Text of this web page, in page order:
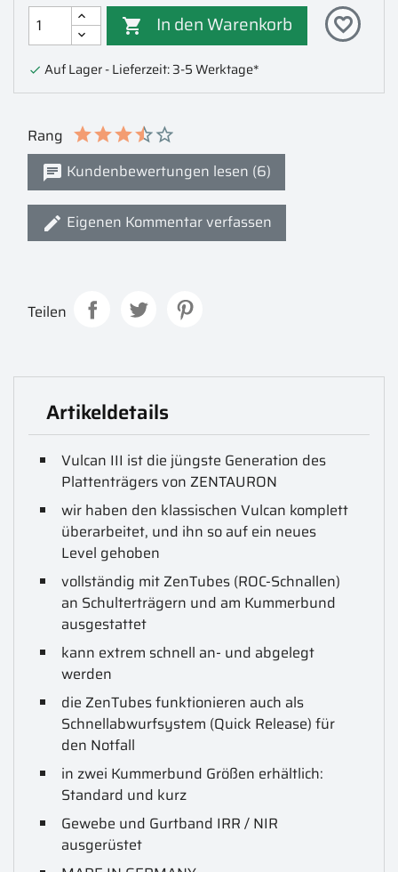
 In den Warenkorb favorite_border
 Auf Lager - Lieferzeit: 3-5 Werktage*
Rang
Kundenbewertungen lesen (6)
Eigenen Kommentar verfassen
Teilen
Artikeldetails
Vulcan III ist die jüngste Generation des
Plattenträgers von ZENTAURON
wir haben den klassischen Vulcan komplett
überarbeitet, und ihn so auf ein neues
Level gehoben
vollständig mit ZenTubes (ROC-Schnallen)
an Schulterträgern und am Kummerbund
ausgestattet
kann extrem schnell an- und abgelegt
werden
die ZenTubes funktionieren auch als
Schnellabwurfsystem (Quick Release) für
den Notfall
in zwei Kummerbund Größen erhältlich:
Standard und kurz
Gewebe und Gurtband IRR / NIR
ausgerüstet